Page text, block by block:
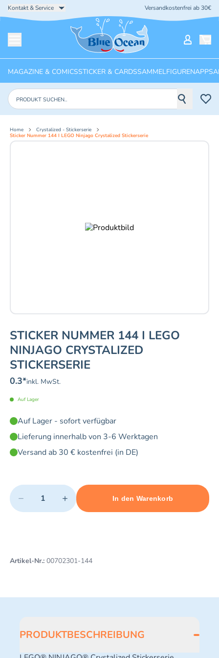
Kontakt & Service Versandkostenfrei ab 30€
Startseite
MAGAZINE & COMICSSTICKER & CARDSSAMMELFIGURENAPPS
Produkte suchen
Home
Crystalized - Stickerserie
Sticker Nummer 144 I LEGO Ninjago Crystalized Stickerserie
STICKER NUMMER 144 I LEGO
NINJAGO CRYSTALIZED
STICKERSERIE
0.3*inkl. MwSt.
Auf Lager
Auf Lager - sofort verfügbar
Lieferung innerhalb von 3-6 Werktagen
Versand ab 30 € kostenfrei (in DE)
Quantity
− +
Minimum quantity: 1 Maximum quantity: 3
In den Warenkorb
Add 1 item to cart
Artikel-Nr.: 00702301-144
PRODUKTBESCHREIBUNG